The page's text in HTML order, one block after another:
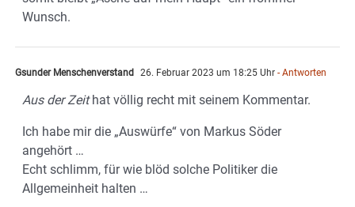
Wunsch.
Gsunder Menschenverstand 26. Februar 2023 um 18:25 Uhr - Antworten
Aus der Zeithat völlig recht mit seinem Kommentar.
Ich habe mir die „Auswürfe“ von Markus Söder
angehört …
Echt schlimm, für wie blöd solche Politiker die
Allgemeinheit halten …